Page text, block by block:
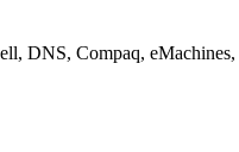
Compaq,